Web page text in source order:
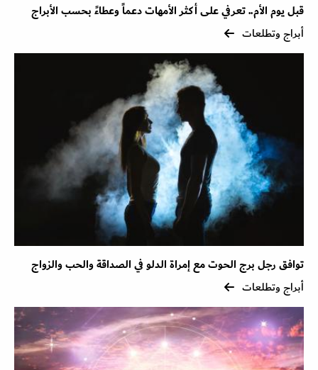
قبل يوم الأم.. تعرفي على أكثر الأمهات دعماً وعطاءً بحسب الأبراج
أبراج وتطلعات
توافق رجل برج الحوت مع إمراة الدلو في الصداقة والحب والزواج
أبراج وتطلعات